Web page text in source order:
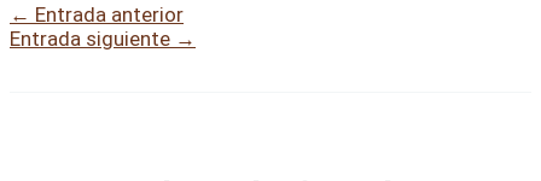
← Entrada anterior
Entrada siguiente →